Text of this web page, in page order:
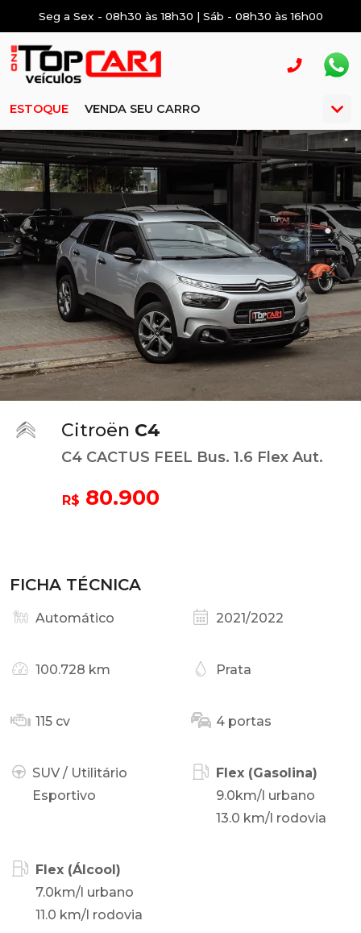
Seg a Sex - 08h30 às 18h30 | Sáb - 08h30 às 16h00
ESTOQUE VENDA SEU CARRO
Citroën C4
C4 CACTUS FEEL Bus. 1.6 Flex Aut.
R$ 80.900
FICHA TÉCNICA
Automático 2021/2022
100.728 km Prata
115 cv 4 portas
SUV / Utilitário
Esportivo
Flex (Gasolina)
9.0km/l urbano
13.0 km/l rodovia
Flex (Álcool)
7.0km/l urbano
11.0 km/l rodovia